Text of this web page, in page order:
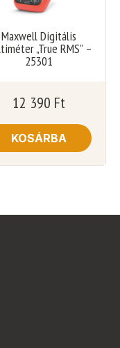
Maxwell Digitális
„True RMS” –
25301
12 390 Ft
KOSÁRBA